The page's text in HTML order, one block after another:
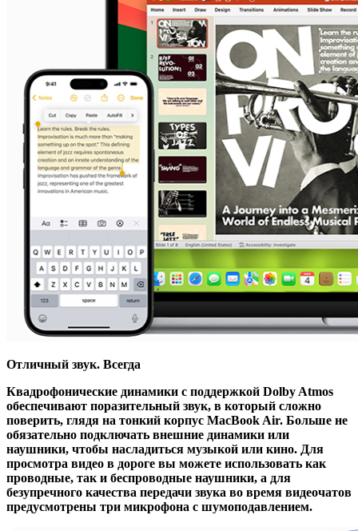
Отличный звук. Всегда
Квадрофонические динамики c поддержкой Dolby Atmos
обеспечивают поразительный звук, в который сложно
поверить, глядя на тонкий корпус MacBook Air. Больше не
обязательно подключать внешние динамики или
наушники, чтобы насладиться музыкой или кино. Для
просмотра видео в дороге вы можете использовать как
проводные, так и беспроводные наушники, а для
безупречного качества передачи звука во время видеочатов
предусмотрены три микрофона с шумоподавлением.